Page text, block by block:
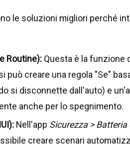
le soluzioni migliori perché
Routine): Questa è la funzione
può creare una regola "Se"
si disconnette dall'auto) e
anche per lo spegnimento.
Nell'app Sicurezza > Batteria
creare scenari